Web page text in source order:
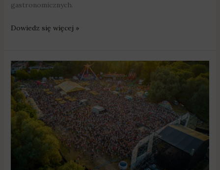
gastronomicznych.
Dowiedz się więcej »
Kamil
Bednarek,
Golec
uOrkiestra,
DJ
Kris,